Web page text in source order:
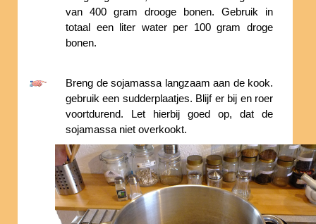
van 400 gram drooge bonen. Gebruik in
totaal een liter water per 100 gram droge
bonen.
Breng de sojamassa langzaam aan de kook.
gebruik een sudderplaatjes. Blijf er bij en roer
voortdurend. Let hierbij goed op, dat de
sojamassa niet overkookt.